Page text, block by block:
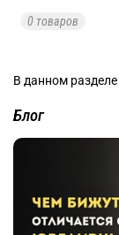
0 товаров
В данном
Блог